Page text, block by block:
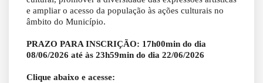
e ampliar o acesso da população às ações culturais no
âmbito do Município.
PRAZO PARA INSCRIÇÃO: 17h00min do dia
08/06/2026 até às 23h59min do dia 22/06/2026
Clique abaixo e acesse: